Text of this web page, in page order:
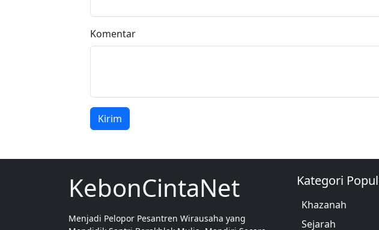
Komentar
Kirim
KebonCintaNet
Menjadi Pelopor Pesantren Wirausaha yang
Kategori
Khazanah
Sejarah